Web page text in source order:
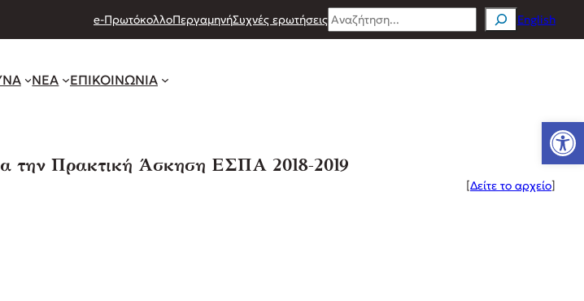
e-ΠρωτόκολλοΠεργαμηνήΣυχνές ερωτήσειςSearch English
ΝΕΑ ΕΠΙΚΟΙΝΩΝΙΑ
την Πρακτική Άσκηση ΕΣΠΑ 2018-2019
[Δείτε το αρχείο]